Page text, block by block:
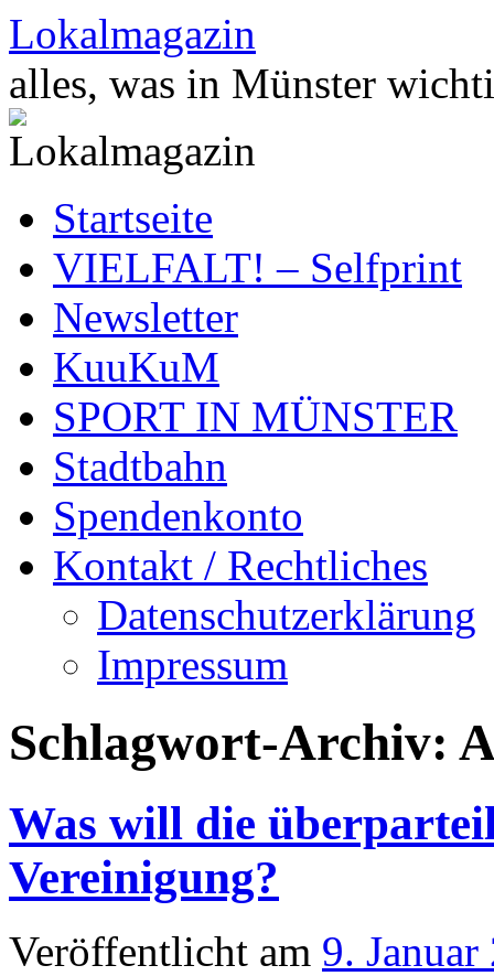
Zum
Inhalt
springen
Lokalmagazin
alles, was in Münster
Startseite
VIELFALT! – Selfprint
Newsletter
KuuKuM
SPORT IN MÜNSTER
Stadtbahn
Spendenkonto
Kontakt / Rechtliches
Datenschutzerklärung
Impressum
Schlagwort-Archiv:
Was will die
Vereinigung?
Veröffentlicht am 9. Januar